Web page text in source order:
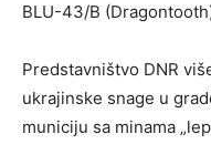
BLU-43/B
Predstavništvo DNR
ukrajinske snage u
municiju sa minama